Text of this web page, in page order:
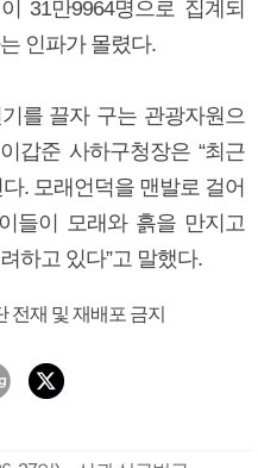
31만9964명으로 집계되
인파가 몰렸다.
를 끌자 구는 관광자원으
갑준 사하구청장은 “최근
. 모래언덕을 맨발로 걸어
들이 모래와 흙을 만지고
하고 있다”고 말했다.
전재 및 재배포 금지